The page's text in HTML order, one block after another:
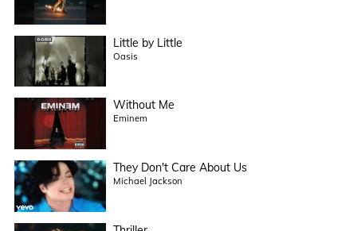
Little by Little
Oasis
Without Me
Eminem
They Don't Care About Us
Michael Jackson